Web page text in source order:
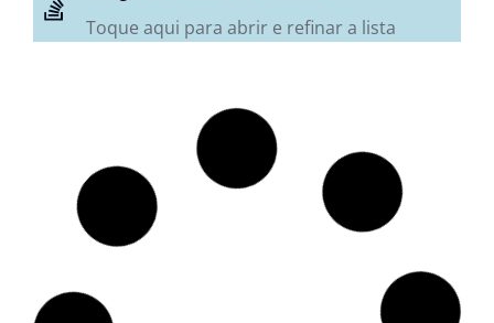
Toque aqui para abrir e refinar a lista